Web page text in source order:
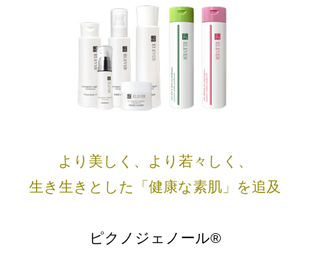
より美しく、より若々しく、
生き生きとした「健康な素肌」を追及
ピクノジェノール®